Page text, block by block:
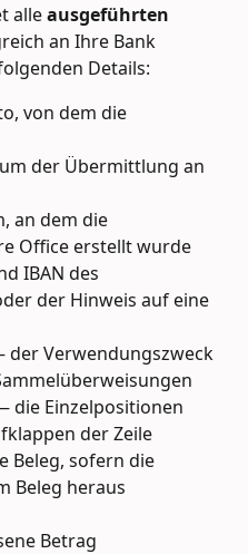
alle ausgeführten
an Ihre Bank
Details:
von dem die
der Übermittlung an
an dem die
Office erstellt wurde
IBAN des
der Hinweis auf eine
der Verwendungszweck
die Einzelpositionen
der Zeile
sofern die
Beleg heraus
Betrag